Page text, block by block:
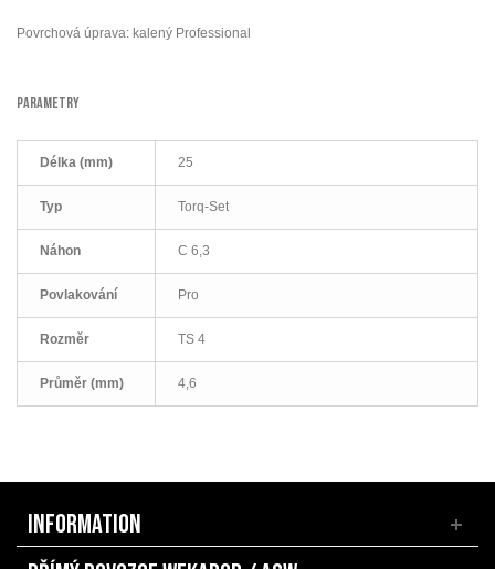
Povrchová úprava: kalený Professional
PARAMETRY
Délka (mm) 25
Typ Torq-Set
Náhon C 6,3
Povlakování Pro
Rozměr TS 4
Průměr (mm) 4,6
INFORMATION